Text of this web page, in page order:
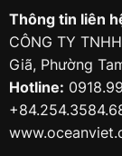
Thông tin liên
CÔNG TY
Giã, Phường
Hotline: